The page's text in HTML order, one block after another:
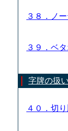
３８．ノ
３９．ベ
字牌の扱
４０．切